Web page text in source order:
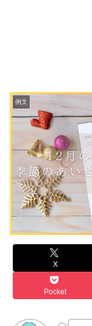
例文
X
Pocket